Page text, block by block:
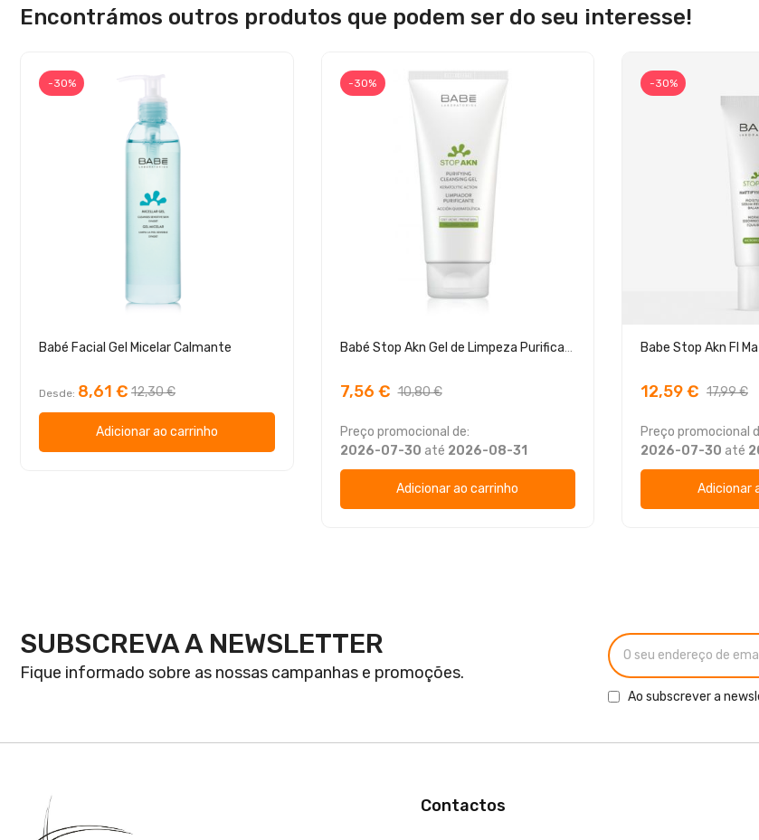
Encontrámos outros produtos que podem ser do seu interesse!
-30%
Babé Facial Gel Micelar Calmante
Desde 8,61 € 12,30 €
Adicionar ao carrinho
-30%
Babé Stop Akn Gel de Limpeza Purificante 200ml
7,56 € 10,80 €
Preço promocional de:
2026-07-30 até 2026-08-31
Adicionar ao carrinho
-30%
Babe Stop Akn Fl
12,59 € 17,99 €
Preço promocional
2026-07-30 até
Adicionar
SUBSCREVA A NEWSLETTER
Fique informado sobre as nossas campanhas e promoções.
Ao subscrever a
Contactos